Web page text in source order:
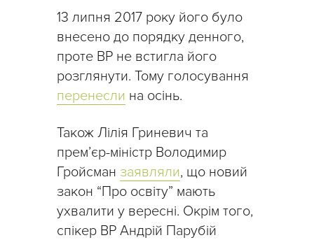
13 липня 2017 року його було
внесено до порядку денного,
проте ВР не встигла його
розглянути. Тому голосування
перенесли на осінь.
Також Лілія Гриневич та
прем’єр-міністр Володимир
Гройсман заявляли, що новий
закон “Про освіту” мають
ухвалити у вересні. Окрім того,
спікер ВР Андрій Парубій